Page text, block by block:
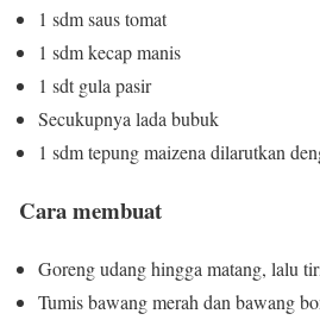
1 sdm saus tomat
1 sdm kecap manis
1 sdt gula pasir
Secukupnya lada bubuk
1 sdm tepung maizena dilarutkan
Cara membuat
Goreng udang hingga matang, lalu
Tumis bawang merah dan bawang